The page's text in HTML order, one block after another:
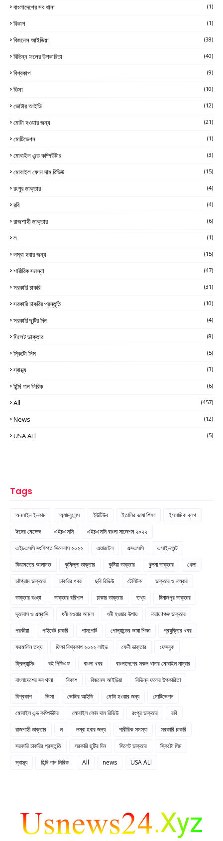
বাংলাদেশের সব থানা (1)
বিকাশ (1)
বিজনেস আইডিয়া (38)
বিভিন্ন ফলের উপকারিতা (40)
বিশ্বকাপ (9)
ভিসা (10)
ভোটার আইডি (12)
মোটা হওয়ার জন্য (21)
মোটিভেশন (1)
মোবাইল এন্ড কম্পিউটার (3)
মোবাইল ফোন দাম রিভিউ (15)
রংপুর ডাক্তার (4)
রবি (4)
রাজশাহী ডাক্তার (6)
ল (1)
লম্বা হবার জন্য (15)
শারীরিক সমস্যা (47)
সরকারি চাকরি (31)
সরকারি চাকরির প্রস্তুতি (10)
সরকারি ছুটির দিন (4)
সিলেট ডাক্তার (8)
স্কিটো সিম (5)
স্বাস্থ্য (3)
হিন্দি গান লিরিক (6)
All (457)
News (12)
USA ALl (5)
Tags
অনলাইন ইনকাম অ্যাম্বুলেন্স ইউটিউব ইতালির ভাষা শিক্ষা
ইসলামিক ব্লগ
ঈদের মেসেজ
এইচএসসি
এইচএসসি বাংলা সাজেশন ২০২২
এইচএসসি সংক্ষিপ্ত সিলেবাস ২০২২
এয়ারটেল এসএসসি
এসাইনমেন্ট
কিয়ামতের আলামত
কুমিল্লা ডাক্তার কুষ্টিয়া ডাক্তার খুলনা ডাক্তার
খেলা
চট্টগ্রাম ডাক্তার
চাকরির খবর ছবি রিভিউ টেলিটক
ডাক্তার ও নাম্বার
ডাক্তার বগুড়া
ডাক্তার বরিশাল ঢাকার ডাক্তার তথ্য
দিনাজপুর ডাক্তার
দূতাবাস ও এম্বাসি
ধনী হওয়ার আমল ধনী হওয়ার উপায়
নারায়ণগঞ্জ ডাক্তার
পরকীয়া
পাইবেট চাকরি পাসপোর্ট পোল্যান্ডের ভাষা শিক্ষা
প্রযুক্তির খবর
ফরমালিন তথ্য
ফিফা বিশ্বকাপ ২০২২ লাইভ ফেনী ডাক্তার
ফেসবুক
ফ্রিল্যান্সিং
বই পিডিএফ বাংলা খবর
বাংলাদেশের সকল থানার মোবাইল নাম্বার
বাংলাদেশের সব থানা
বিকাশ বিজনেস আইডিয়া
বিভিন্ন ফলের উপকারিতা
বিশ্বকাপ
ভিসা ভোটার আইডি মোটা হওয়ার জন্য
মোটিভেশন
মোবাইল এন্ড কম্পিউটার
মোবাইল ফোন দাম রিভিউ রংপুর ডাক্তার
রবি
রাজশাহী ডাক্তার
ল লম্বা হবার জন্য শারীরিক সমস্যা
সরকারি চাকরি
সরকারি চাকরির প্রস্তুতি
সরকারি ছুটির দিন সিলেট ডাক্তার
স্কিটো সিম
স্বাস্থ্য
হিন্দি গান লিরিক All news USA ALl